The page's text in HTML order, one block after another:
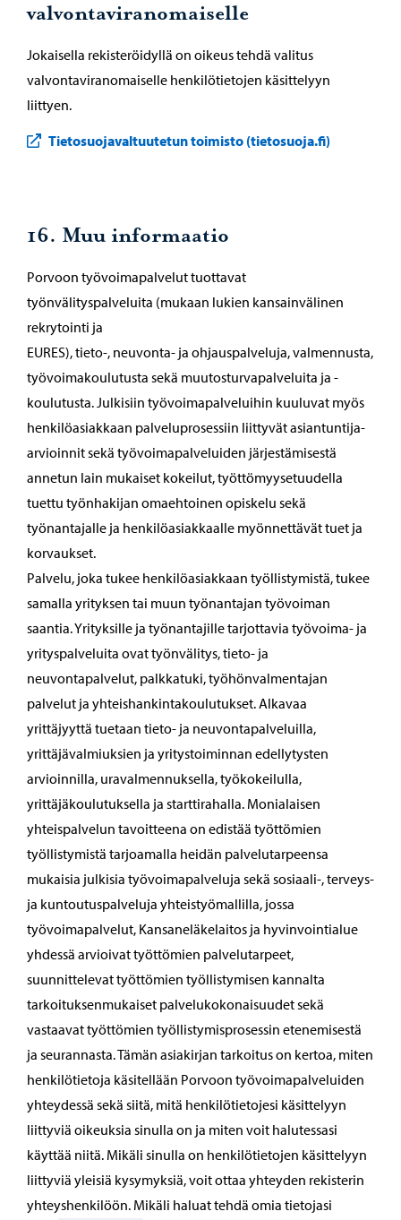
valvontaviranomaiselle
Jokaisella rekisteröidyllä on oikeus tehdä valitus
valvontaviranomaiselle henkilötietojen käsittelyyn
liittyen.
Tietosuojavaltuutetun toimisto (tietosuoja.fi)
16. Muu informaatio
Porvoon työvoimapalvelut tuottavat
työnvälityspalveluita (mukaan lukien kansainvälinen
rekrytointi ja
EURES), tieto-, neuvonta- ja ohjauspalveluja, valmennusta,
työvoimakoulutusta sekä muutosturvapalveluita ja -
koulutusta. Julkisiin työvoimapalveluihin kuuluvat myös
henkilöasiakkaan palveluprosessiin liittyvät asiantuntija-
arvioinnit sekä työvoimapalveluiden järjestämisestä
annetun lain mukaiset kokeilut, työttömyysetuudella
tuettu työnhakijan omaehtoinen opiskelu sekä
työnantajalle ja henkilöasiakkaalle myönnettävät tuet ja
korvaukset.
Palvelu, joka tukee henkilöasiakkaan työllistymistä, tukee
samalla yrityksen tai muun työnantajan työvoiman
saantia. Yrityksille ja työnantajille tarjottavia työvoima- ja
yrityspalveluita ovat työnvälitys, tieto- ja
neuvontapalvelut, palkkatuki, työhönvalmentajan
palvelut ja yhteishankintakoulutukset. Alkavaa
yrittäjyyttä tuetaan tieto- ja neuvontapalveluilla,
yrittäjävalmiuksien ja yritystoiminnan edellytysten
arvioinnilla, uravalmennuksella, työkokeilulla,
yrittäjäkoulutuksella ja starttirahalla. Monialaisen
yhteispalvelun tavoitteena on edistää työttömien
työllistymistä tarjoamalla heidän palvelutarpeensa
mukaisia julkisia työvoimapalveluja sekä sosiaali-, terveys-
ja kuntoutuspalveluja yhteistyömallilla, jossa
työvoimapalvelut, Kansaneläkelaitos ja hyvinvointialue
yhdessä arvioivat työttömien palvelutarpeet,
suunnittelevat työttömien työllistymisen kannalta
tarkoituksenmukaiset palvelukokonaisuudet sekä
vastaavat työttömien työllistymisprosessin etenemisestä
ja seurannasta. Tämän asiakirjan tarkoitus on kertoa, miten
henkilötietoja käsitellään Porvoon työvoimapalveluiden
yhteydessä sekä siitä, mitä henkilötietojesi käsittelyyn
liittyviä oikeuksia sinulla on ja miten voit halutessasi
käyttää niitä. Mikäli sinulla on henkilötietojen käsittelyyn
liittyviä yleisiä kysymyksiä, voit ottaa yhteyden rekisterin
yhteyshenkilöön. Mikäli haluat tehdä omia tietojasi